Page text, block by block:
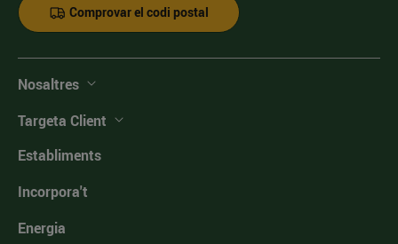
Comprovar el codi postal
Nosaltres
Targeta Client
Establiments
Incorpora't
Energia